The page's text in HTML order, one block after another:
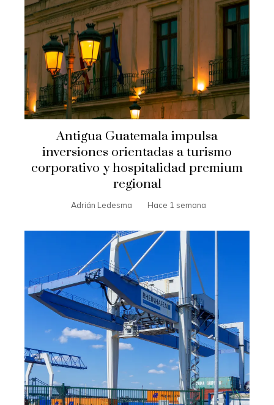
Antigua Guatemala impulsa
inversiones orientadas a turismo
corporativo y hospitalidad premium
regional
Adrián Ledesma Hace 1 semana